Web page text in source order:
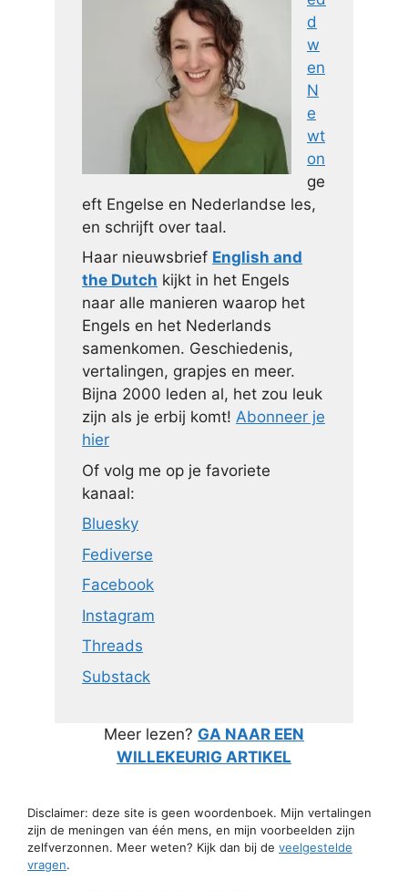
d
w
en
N
e
wt
on
ge
eft Engelse en Nederlandse les,
en schrijft over taal.
Haar nieuwsbrief English and
the Dutch kijkt in het Engels
naar alle manieren waarop het
Engels en het Nederlands
samenkomen. Geschiedenis,
vertalingen, grapjes en meer.
Bijna 2000 leden al, het zou leuk
zijn als je erbij komt! Abonneer je
hier
Of volg me op je favoriete
kanaal:
Bluesky
Fediverse
Facebook
Instagram
Threads
Substack
Meer lezen? GA NAAR EEN
WILLEKEURIG ARTIKEL
Disclaimer: deze site is geen woordenboek. Mijn vertalingen
zijn de meningen van één mens, en mijn voorbeelden zijn
zelfverzonnen. Meer weten? Kijk dan bij de veelgestelde
vragen.